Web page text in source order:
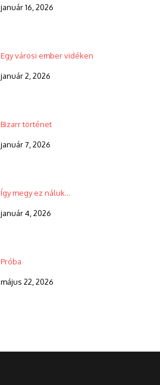
január 16, 2026
Egy városi ember vidéken
január 2, 2026
Bizarr történet
január 7, 2026
Így megy ez náluk…
január 4, 2026
Próba
május 22, 2026